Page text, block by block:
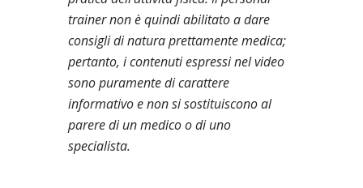
trainer non è quindi abilitato a dare
consigli di natura prettamente medica;
pertanto, i contenuti espressi nel video
sono puramente di carattere
informativo e non si sostituiscono al
parere di un medico o di uno
specialista.